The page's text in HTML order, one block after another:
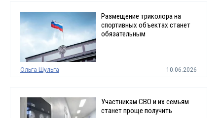
Размещение триколора на
спортивных объектах станет
обязательным
Ольга Шульга 10.06.2026
Участникам СВО и их семьям
станет проще получить